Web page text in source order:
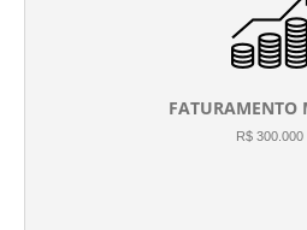
FATURAMENTO
R$ 300.000